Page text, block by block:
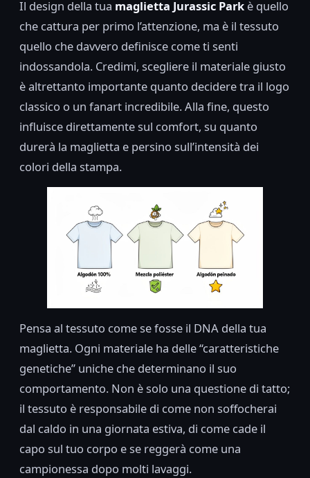
Il design della tua maglietta Jurassic Park è quello
che cattura per primo l’attenzione, ma è il tessuto
quello che davvero definisce come ti senti
indossandola. Credimi, scegliere il materiale giusto
è altrettanto importante quanto decidere tra il logo
classico o un fanart incredibile. Alla fine, questo
influisce direttamente sul comfort, su quanto
durerà la maglietta e persino sull’intensità dei
colori della stampa.
Pensa al tessuto come se fosse il DNA della tua
maglietta. Ogni materiale ha delle “caratteristiche
genetiche” uniche che determinano il suo
comportamento. Non è solo una questione di tatto;
il tessuto è responsabile di come non soffocherai
dal caldo in una giornata estiva, di come cade il
capo sul tuo corpo e se reggerà come una
campionessa dopo molti lavaggi.